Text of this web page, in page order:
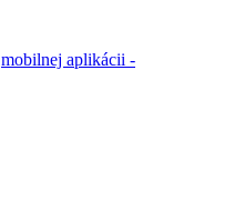
mobilnej aplikácii -